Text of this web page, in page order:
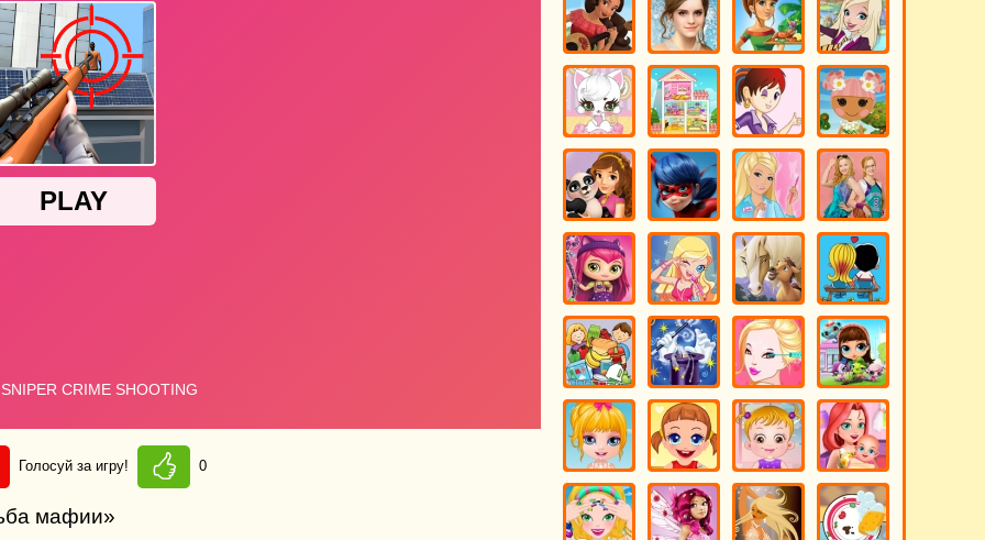
Голосуй за игру! 0
мафии»